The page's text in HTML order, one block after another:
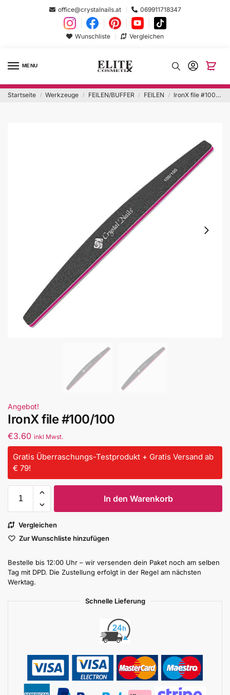
office@crystalnails.at 069911718347
Wunschliste Vergleichen
MENU
Startseite / Werkzeuge / FEILEN/BUFFER / FEILEN / IronX file #100/100
Angebot!
IronX file #100/100
€3.60 inkl Mwst.
Gratis Überraschungs-Testprodukt + Gratis Versand ab
€ 79!
In den Warenkorb
Vergleichen
Zur Wunschliste hinzufügen
Bestelle bis 12:00 Uhr – wir versenden dein Paket noch am selben
Tag mit DPD. Die Zustellung erfolgt in der Regel am nächsten
Werktag.
Schnelle Lieferung